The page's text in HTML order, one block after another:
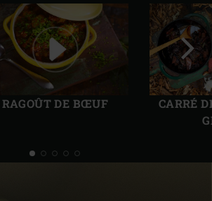
RAGOÛT DE BŒUF
CARRÉ